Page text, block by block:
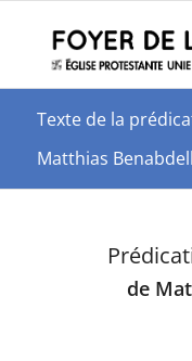
Texte de la
Matthias
de